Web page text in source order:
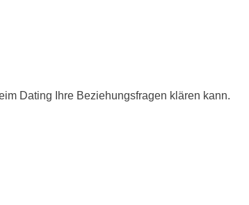
Dating Ihre Beziehungsfragen klären kann.